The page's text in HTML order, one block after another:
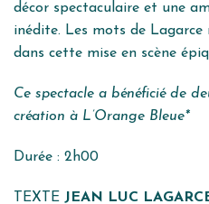
décor spectaculaire et une
inédite. Les mots de
dans cette mise en scène
Ce spectacle a bénéficié de
création à L’Orange Bleue*
Durée : 2h00
TEXTE JEAN LUC